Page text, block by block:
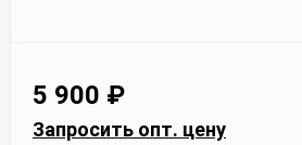
5 900 ₽
Запросить опт. цену